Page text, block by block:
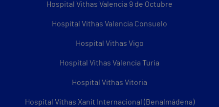
Hospital Vithas Valencia 9 de Octubre
Hospital Vithas Valencia Consuelo
Hospital Vithas Vigo
Hospital Vithas Valencia Turia
Hospital Vithas Vitoria
Hospital Vithas Xanit Internacional (Benalmádena)